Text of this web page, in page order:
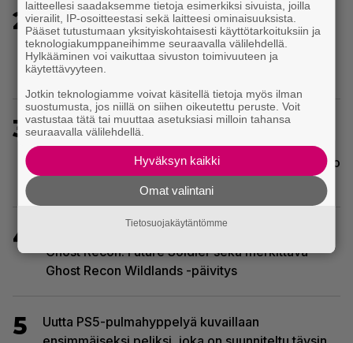
2
Sony on keskustellut jälleenmyyjien kanssa
levyttömyyteen siirtymisestä – Yhdysvalloissa
pelejä myydään latauskoodin sisältävissä
koteloissa
3
Tulevassa ajopelissä voi kokea
kyytipalveluyrittäjän arjen – jokaisella
matkustajalla on oma hulvaton, koskettava tai outo
tarinansa
4
Ghost Recon 25 vuotta: nappaa nyt ilmaiseksi
Ghost Recon: Future Soldier sekä merkittävä
Ghost Recon Wildlands -päivitys
5
Uutta PS5-pulmahyppelyä kuvaillaan
laitteellesi saadaksemme tietoja esimerkiksi sivuista, joilla
vierailit, IP-osoitteestasi sekä laitteesi ominaisuuksista.
Pääset tutustumaan yksityiskohtaisesti käyttötarkoituksiin ja
teknologiakumppaneihimme seuraavalla välilehdellä.
Hylkääminen voi vaikuttaa sivuston toimivuuteen ja
käytettävyyteen.
Jotkin teknologiamme voivat käsitellä tietoja myös ilman
suostumusta, jos niillä on siihen oikeutettu peruste. Voit
vastustaa tätä tai muuttaa asetuksiasi milloin tahansa
seuraavalla välilehdellä.
Hyväksyn kaikki
Omat valintani
Tietosuojakäytäntömme